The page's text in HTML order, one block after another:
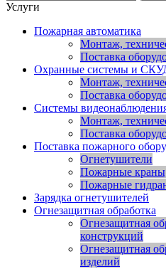
Услуги
Пожарная автоматика
Монтаж,
Поставка
Охранные системы и
Монтаж,
Поставка
Системы
Монтаж,
Поставка
Поставка пожарного
Огнетушители
Пожарные
Пожарные
Зарядка огнетушителей
Огнезащитная обработка
Огнезащитная
конструкций
Огнезащитная
изделий